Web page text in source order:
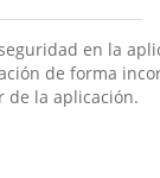
en la
de forma
de la aplicación.